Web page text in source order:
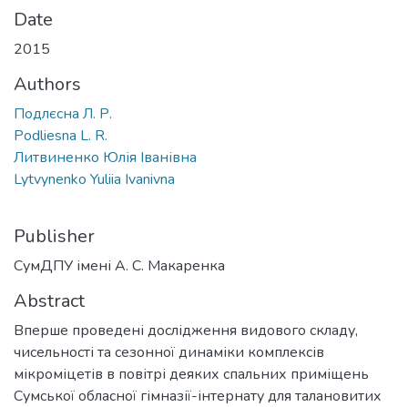
Date
2015
Authors
Подлєсна Л. Р.
Podliesna L. R.
Литвиненко Юлія Іванівна
Lytvynenko Yuliia Ivanivna
Publisher
СумДПУ імені А. С. Макаренка
Abstract
Вперше проведені дослідження видового складу,
чисельності та сезонної динаміки комплексів
мікроміцетів в повітрі деяких спальних приміщень
Сумської обласної гімназії-інтернату для талановитих